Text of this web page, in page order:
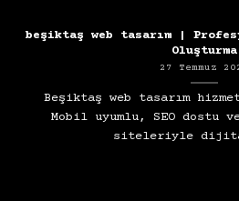
beşiktaş web tasarım |
Oluşturma
27 Temmuz
Beşiktaş web tasarım
Mobil uyumlu, SEO dostu
siteleriyle